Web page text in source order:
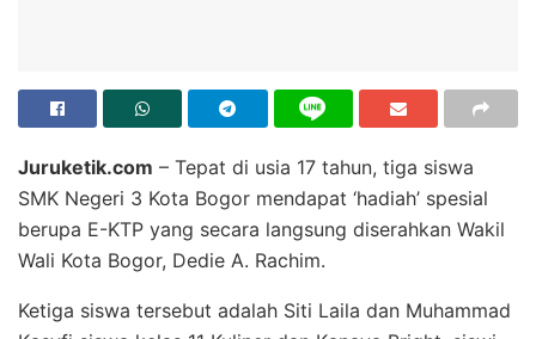
Juruketik.com – Tepat di usia 17 tahun, tiga siswa
SMK Negeri 3 Kota Bogor mendapat ‘hadiah’ spesial
berupa E-KTP yang secara langsung diserahkan Wakil
Wali Kota Bogor, Dedie A. Rachim.
Ketiga siswa tersebut adalah Siti Laila dan Muhammad